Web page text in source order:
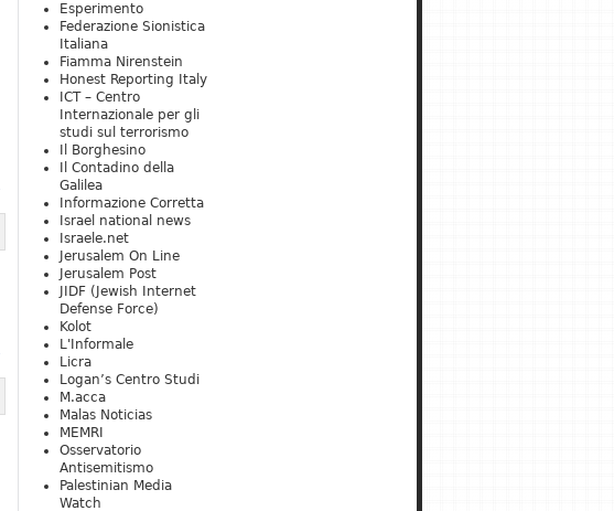
Esperimento
Federazione Sionistica
Italiana
Fiamma Nirenstein
Honest Reporting Italy
ICT – Centro
Internazionale per gli
studi sul terrorismo
Il Borghesino
Il Contadino della
Galilea
Informazione Corretta
Israel national news
Israele.net
Jerusalem On Line
Jerusalem Post
JIDF (Jewish Internet
Defense Force)
Kolot
L'Informale
Licra
Logan’s Centro Studi
M.acca
Malas Noticias
MEMRI
Osservatorio
Antisemitismo
Palestinian Media
Watch